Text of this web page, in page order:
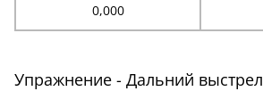
0,000
Упражнение - Дальний выстрел